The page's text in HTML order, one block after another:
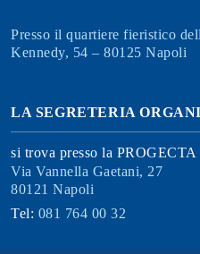
Presso il quartiere fieristico
Kennedy, 54 – 80125 Napoli
LA SEGRETERIA
si trova presso la PROGECTA
Via Vannella Gaetani, 27
80121 Napoli
Tel: 081 764 00 32